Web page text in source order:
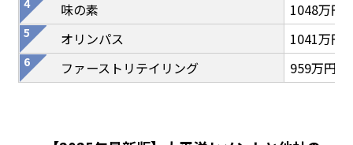
味の素
1048万円
オリンパス
1041万円
ファーストリテイリング
959万円